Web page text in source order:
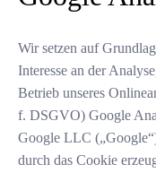
Wir setzen auf
Interesse an der
Betrieb unseres
f. DSGVO) Google
Google LLC
durch das Cookie